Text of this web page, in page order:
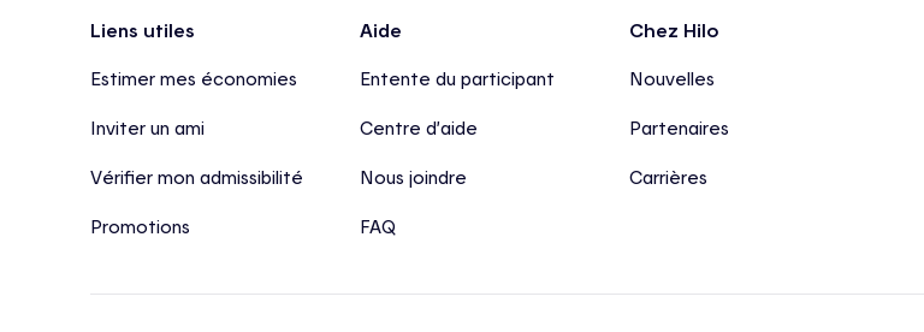
Pied de page
Liens utiles
Estimer mes économies
Inviter un ami
Vérifier mon admissibilité
Promotions
Aide
Entente du participant
Centre d’aide
Nous joindre
FAQ
Chez Hilo
Nouvelles
Partenaires
Carrières